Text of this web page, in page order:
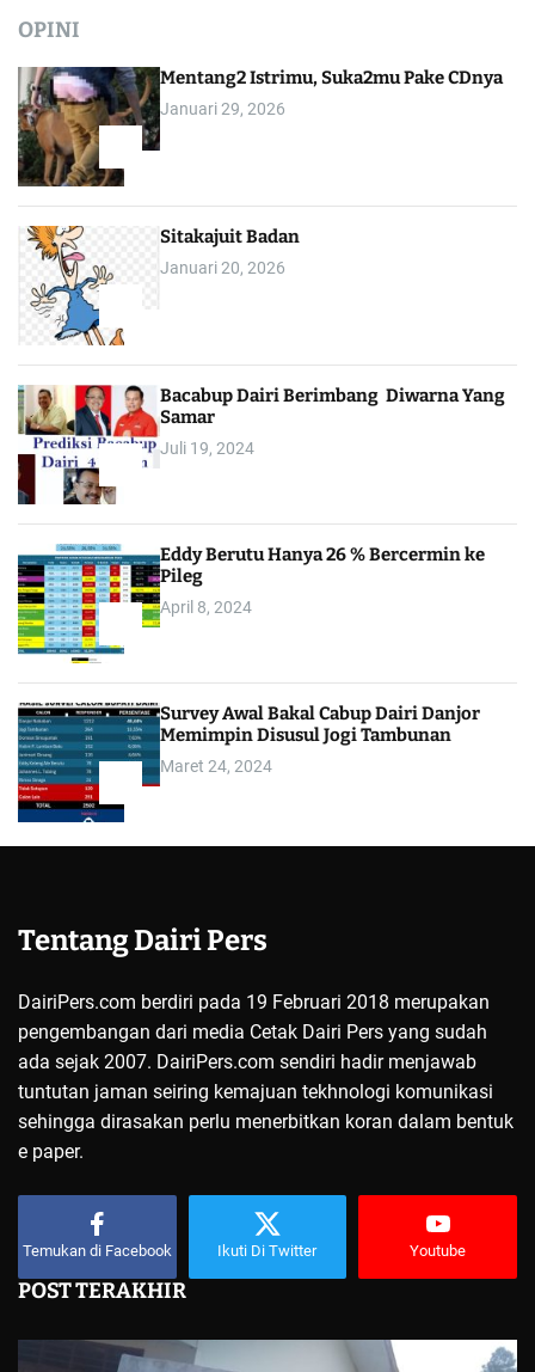
OPINI
Mentang2 Istrimu, Suka2mu Pake CDnya
Januari 29, 2026
Sitakajuit Badan
Januari 20, 2026
Bacabup Dairi Berimbang Diwarna Yang
Samar
Juli 19, 2024
Eddy Berutu Hanya 26 % Bercermin ke
Pileg
April 8, 2024
Survey Awal Bakal Cabup Dairi Danjor
Memimpin Disusul Jogi Tambunan
Maret 24, 2024
Tentang Dairi Pers
DairiPers.com berdiri pada 19 Februari 2018 merupakan
pengembangan dari media Cetak Dairi Pers yang sudah
ada sejak 2007. DairiPers.com sendiri hadir menjawab
tuntutan jaman seiring kemajuan tekhnologi komunikasi
sehingga dirasakan perlu menerbitkan koran dalam bentuk
e paper.
Temukan di Facebook Ikuti Di Twitter Youtube
POST TERAKHIR